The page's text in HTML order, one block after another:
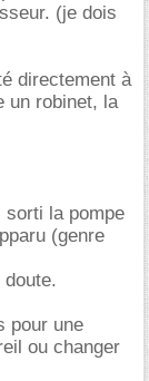
(je dois
directement à
un robinet, la
sorti la pompe
(genre
pour une
ou changer